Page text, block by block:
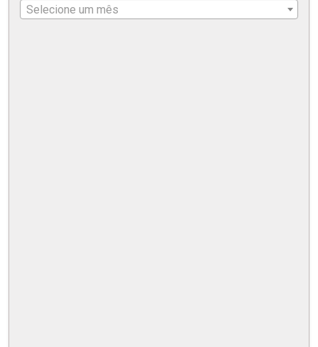
Selecione um mês